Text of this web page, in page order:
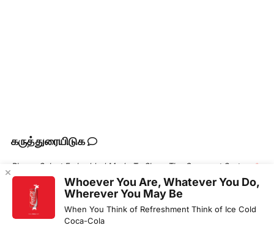
கருத்துரையிடுக
Please Select Embedded Mode To Show The Comment System. *
புதியது
Popular
Whoever You Are, Whatever You Do,
Wherever You May Be
When You Think of Refreshment Think of Ice Cold
Coca-Cola